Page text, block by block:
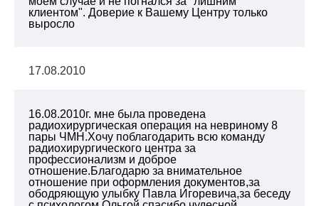
клиентом". Доверие к Вашему Центру только
выросло
17.08.2010
16.08.2010г. мне была проведена
радиохирургическая операция на невриному 8
пары ЧМН.Хочу поблагодарить всю команду
радиохирургического центра за
профессионализм и доброе
отношение.Благодарю за внимательное
отношение при оформления документов,за
ободряющую улыбку Павла Игоревича,за беседу